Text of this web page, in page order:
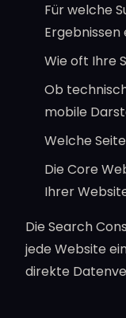
Für welche
Wie oft Ihre
Ob
mobile
Welche
Die Core
Ihrer
Die Search
jede Website
direkte